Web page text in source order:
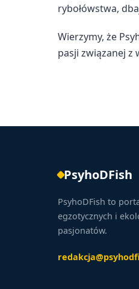
rybołówstwa,
Wierzymy, że
pasji związanej z
PsyhoDFish
PsyhoDFish to
egzotycznych i
pasjonatów.